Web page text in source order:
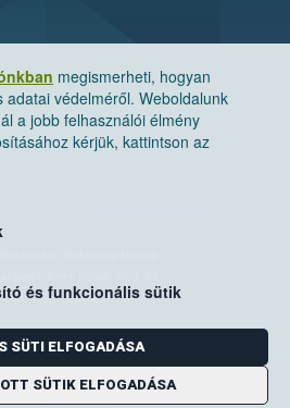
megismerheti, hogyan
védelméről. Weboldalunk
a jobb felhasználói élmény
kérjük, kattintson az
és funkcionális sütik
SÜTI ELFOGADÁSA
SÜTIK ELFOGADÁSA
biztonsági Hivatal
1525 Budapest. Pf. 30.
szám: 06-80/263-244
06-1/ 336-9000